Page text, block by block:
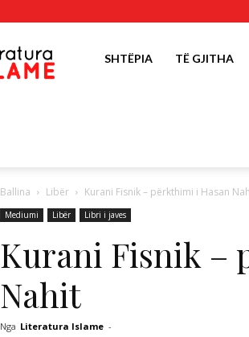
LiteraturaSHTËPIA TË GJITHA
Ballina Libër Kurani Fisnik – përkthimi i Hasan
Mediumi Libër Libri i javes
Kurani Fisnik –
Nahit
Nga Literatura Islame -